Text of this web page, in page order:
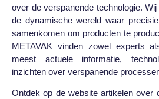
over de verspanende technologie.
de dynamische wereld waar
samenkomen om producten te
METAVAK vinden zowel experts
meest actuele informatie,
inzichten over verspanende
Ontdek op de website artikelen over